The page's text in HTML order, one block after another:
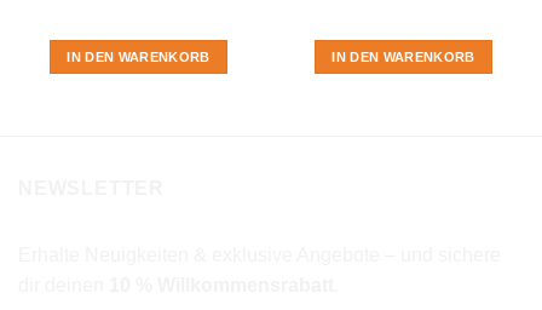
IN DEN WARENKORB IN DEN WARENKORB